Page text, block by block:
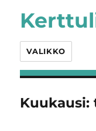
VALIKKO
Kuukausi: